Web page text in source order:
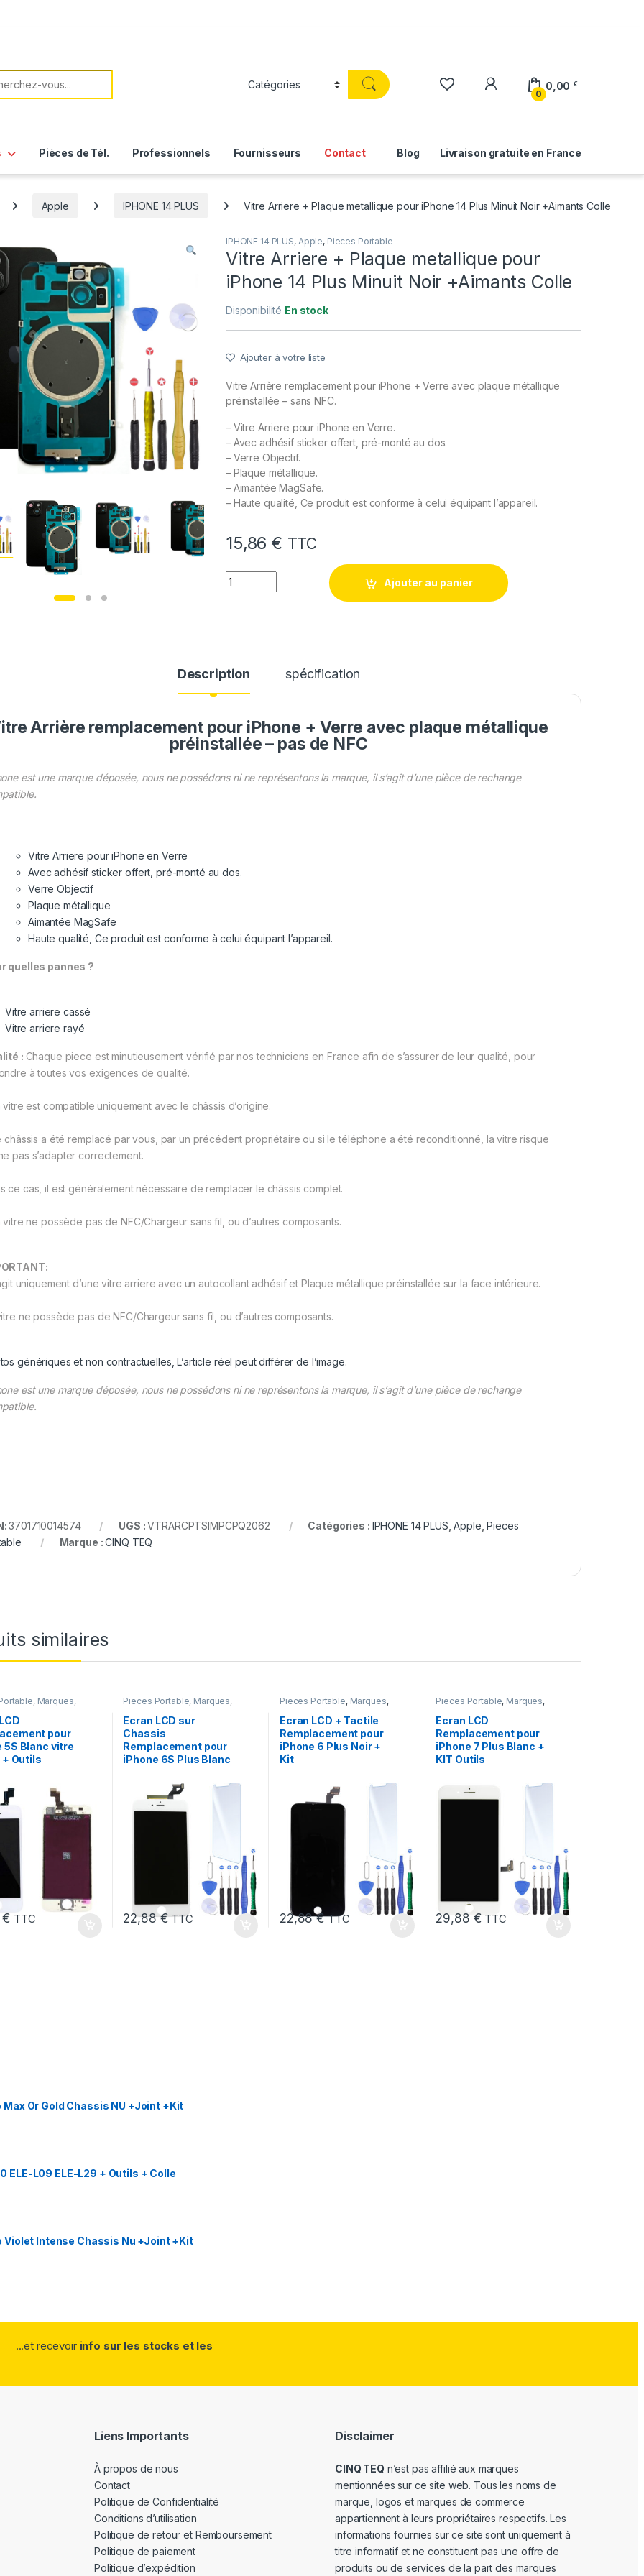
0
0,00 €
Pièces de Tél. Professionnels Fournisseurs Contact Livraison gratuite en France
Blog
Apple IPHONE 14 PLUS Vitre Arriere + Plaque metallique pour iPhone 14 Plus Minuit Noir +Aimants Colle
IPHONE 14 PLUS, Apple, Pieces Portable
Vitre Arriere + Plaque metallique pour
iPhone 14 Plus Minuit Noir +Aimants Colle
Disponibilité En stock
Ajouter à votre liste
Vitre Arrière remplacement pour iPhone + Verre avec plaque métallique
préinstallée – sans NFC.
– Vitre Arriere pour iPhone en Verre.
– Avec adhésif sticker offert, pré-monté au dos.
– Verre Objectif.
– Plaque métallique.
– Aimantée MagSafe.
– Haute qualité, Ce produit est conforme à celui équipant l’appareil.
15,86 € TTC
quantité de Vitre Arriere + Plaque metallique pour iPhone 14 Plus Minuit Noir
Ajouter au panier
Description spécification
Arrière remplacement pour iPhone + Verre avec plaque métallique
préinstallée – pas de NFC
est une marque déposée, nous ne possédons ni ne représentons la marque, il s’agit d’une pièce de rechange
Vitre Arriere pour iPhone en Verre
Avec adhésif sticker offert, pré-monté au dos.
Verre Objectif
Plaque métallique
Aimantée MagSafe
Haute qualité, Ce produit est conforme à celui équipant l’appareil.
quelles pannes ?
Vitre arriere cassé
Vitre arriere rayé
: Chaque piece est minutieusement vérifié par nos techniciens en France afin de s’assurer de leur qualité, pour
à toutes vos exigences de qualité.
vitre est compatible uniquement avec le châssis d’origine.
châssis a été remplacé par vous, par un précédent propriétaire ou si le téléphone a été reconditionné, la vitre risque
pas s’adapter correctement.
ce cas, il est généralement nécessaire de remplacer le châssis complet.
vitre ne possède pas de NFC/Chargeur sans fil, ou d’autres composants.
uniquement d’une vitre arriere avec un autocollant adhésif et Plaque métallique préinstallée sur la face intérieure.
ne possède pas de NFC/Chargeur sans fil, ou d’autres composants.
génériques et non contractuelles, L’article réel peut différer de l’image.
est une marque déposée, nous ne possédons ni ne représentons la marque, il s’agit d’une pièce de rechange
3701710014574 UGS :VTRARCPTSIMPCPQ2062 Catégories : IPHONE 14 PLUS ,Apple ,Pieces
Marque :CINQ TEQ
similaires
, Marques,
pour
5S Blanc vitre
Outils
€ TTC
Pieces Portable, Marques,
Ecran LCD sur
Chassis
Remplacement pour
iPhone 6S Plus Blanc
22,88€ TTC
Pieces Portable, Marques,
Ecran LCD + Tactile
Remplacement pour
iPhone 6 Plus Noir +
Kit
22,88€ TTC
Pieces Portable, Marques,
Ecran LCD
Remplacement pour
iPhone 7 Plus Blanc +
KIT Outils
29,88 € TTC
Or Gold Chassis NU +Joint +Kit
ELE-L09 ELE-L29 + Outils + Colle
Violet Intense Chassis Nu +Joint +Kit
...et recevoir info sur les stocks et les
Liens Importants
À propos de nous
Contact
Politique de Confidentialité
Conditions d’utilisation
Politique de retour et Remboursement
Politique de paiement
Politique d’expédition
Disclaimer
CINQ TEQ n’est pas affilié aux marques
mentionnées sur ce site web. Tous les noms de
marque, logos et marques de commerce
appartiennent à leurs propriétaires respectifs. Les
informations fournies sur ce site sont uniquement à
titre informatif et ne constituent pas une offre de
produits ou de services de la part des marques